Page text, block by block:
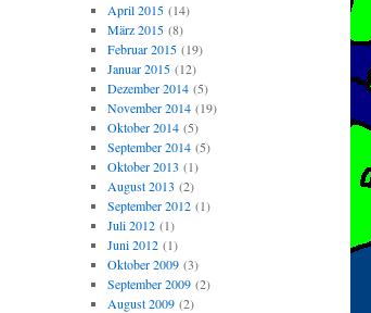
April 2015(14)
März 2015(8)
Februar 2015(19)
Januar 2015(12)
Dezember 2014(5)
November 2014(19)
Oktober 2014(5)
September 2014(5)
Oktober 2013 (1)
August 2013 (2)
September 2012(1)
Juli 2012(1)
Juni 2012(1)
Oktober 2009(3)
September 2009(2)
August 2009(2)